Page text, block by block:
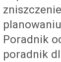
Poradnik
poradnik